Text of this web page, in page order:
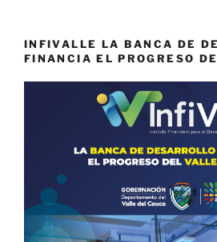
INFIVALLE LA BANCA DE
FINANCIA EL PROGRESO